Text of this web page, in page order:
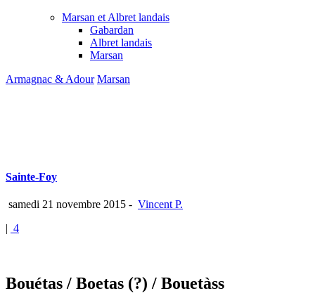
Marsan et Albret landais
Gabardan
Albret landais
Marsan
Armagnac & Adour Marsan
Sainte-Foy
samedi 21 novembre 2015 - Vincent P.
| 4
Bouétas / Boetas (?) / Bouetàss